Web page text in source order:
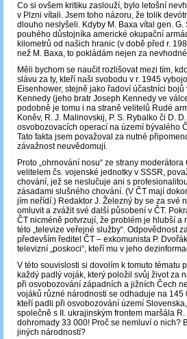
Co si ovšem kritiku zaslouží, bylo letošní
v Plzni vítali. Jsem toho názoru, že tolik
dlouho neslyšeli. Kdyby M. Baxa vítal gen.
pouhého důstojníka americké okupační
kilometrů od našich hranic (v době před r.
než M. Baxa, to pokládám nejen za
Měli bychom se naučit rozlišovat mezi tím,
slávu za ty, kteří naši svobodu v r. 1945
Eisenhower, stejně jako řadoví účastníci
Kennedy (jeho bratr Joseph Kennedy ve
podobně je tomu i na straně velitelů Rudé
Koněv, R. J. Malinovskij, P. S. Rybalko či D.
osvobozovacích operací na území bývalého
Tato fakta jsem považoval za nutné
závažnost neuvědomují.
Proto „ohrnování nosu“ ze strany
velitelem čs. vojenské jednotky v SSSR,
chování, jež se neslučuje ani s
zásadami slušného chování. (V ČT mají
jím neřídí.) Redaktor J. Železný by se za své
omluvit a zvážit své další působení v ČT.
ČT nicméně potvrzují, že problém je hlubší
této „televize veřejné služby“. Odpovědnost
především ředitel ČT – exkomunista P.
televizní „poskoci“, kteří mu v jeho
V této souvislosti si dovolím k tomuto tématu
každý padlý voják, který položil svůj život za
při osvobozování západních a jižních Čech
vojáků různé národnosti se odhaduje na 145
kteří padli při osvobozování území
společně s II. ukrajinským frontem maršála
dohromady 33 000! Proč se nemluví o nich?
jiných národností?